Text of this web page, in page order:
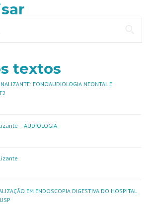
textos
FONOAUDIOLOGIA NEONTAL E
– AUDIOLOGIA
EM ENDOSCOPIA DIGESTIVA DO HOSPITAL